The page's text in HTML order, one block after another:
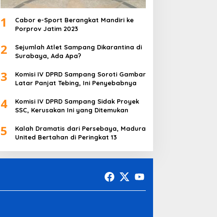
1
Cabor e-Sport Berangkat Mandiri ke
Porprov Jatim 2023
2
Sejumlah Atlet Sampang Dikarantina di
Surabaya, Ada Apa?
3
Komisi IV DPRD Sampang Soroti Gambar
Latar Panjat Tebing, Ini Penyebabnya
4
Komisi IV DPRD Sampang Sidak Proyek
SSC, Kerusakan Ini yang Ditemukan
5
Kalah Dramatis dari Persebaya, Madura
United Bertahan di Peringkat 13